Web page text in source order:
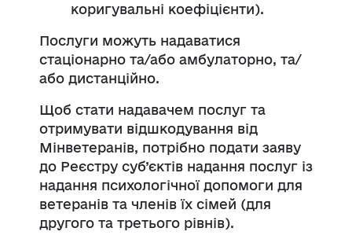
коригувальні коефіцієнти).
Послуги можуть надаватися
стаціонарно та/або амбулаторно, та/
або дистанційно.
Щоб стати надавачем послуг та
отримувати відшкодування від
Мінветеранів, потрібно подати заяву
до Реєстру суб’єктів надання послуг із
надання психологічної допомоги для
ветеранів та членів їх сімей (для
другого та третього рівнів).